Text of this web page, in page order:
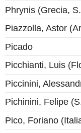
Phrynis (Grecia,
Piazzolla, Astor
Picado
Picchianti, Luis
Piccinini,
Pichinini, Felipe
Pico, Foriano